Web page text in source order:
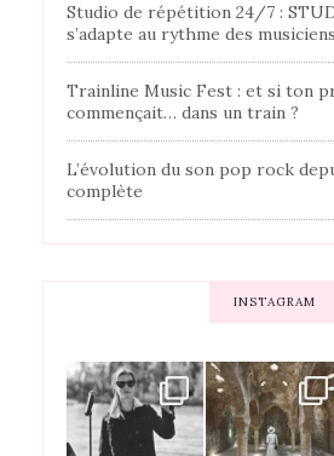
Studio de répétition 24/7 :
s’adapte au rythme des musiciens
Trainline Music Fest : et si ton
commençait… dans un train ?
L’évolution du son pop rock
complète
INSTAGRAM